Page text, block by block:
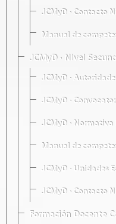
JCMyD · Contacto
Manual de
JCMyD · Nivel
JCMyD ·
JCMyD ·
JCMyD ·
Manual de
JCMyD · Unidades
JCMyD · Contacto
Formación Docente